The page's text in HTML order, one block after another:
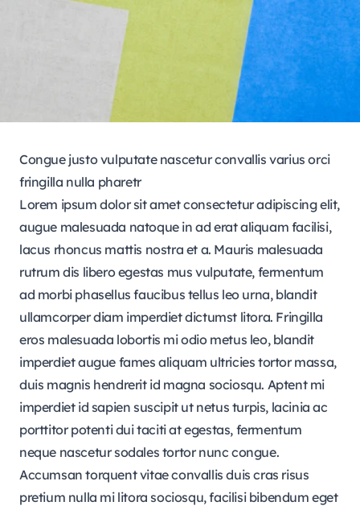
Congue justo vulputate nascetur convallis varius orci
fringilla nulla pharetr
Lorem ipsum dolor sit amet consectetur adipiscing elit,
augue malesuada natoque in ad erat aliquam facilisi,
lacus rhoncus mattis nostra et a. Mauris malesuada
rutrum dis libero egestas mus vulputate, fermentum
ad morbi phasellus faucibus tellus leo urna, blandit
ullamcorper diam imperdiet dictumst litora. Fringilla
eros malesuada lobortis mi odio metus leo, blandit
imperdiet augue fames aliquam ultricies tortor massa,
duis magnis hendrerit id magna sociosqu. Aptent mi
imperdiet id sapien suscipit ut netus turpis, lacinia ac
porttitor potenti dui taciti at egestas, fermentum
neque nascetur sodales tortor nunc congue.
Accumsan torquent vitae convallis duis cras risus
pretium nulla mi litora sociosqu, facilisi bibendum eget